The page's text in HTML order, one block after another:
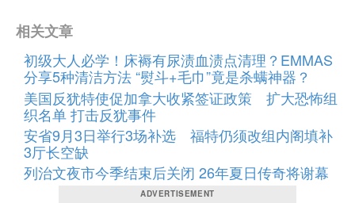
相关文章
初级大人必学！床褥有尿渍血渍点清理？EMMAS
分享5种清洁方法 “熨斗+毛巾”竟是杀螨神器？
美国反犹特使促加拿大收紧签证政策 扩大恐怖组
织名单 打击反犹事件
安省9月3日举行3场补选 福特仍须改组内阁填补
3厅长空缺
列治文夜市今季结束后关闭 26年夏日传奇将谢幕